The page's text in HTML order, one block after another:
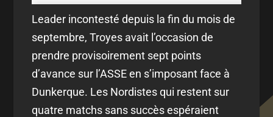
Leader incontesté depuis la fin du mois de
septembre, Troyes avait l’occasion de
prendre provisoirement sept points
d’avance sur l’ASSE en s’imposant face à
Dunkerque. Les Nordistes qui restent sur
quatre matchs sans succès espéraient